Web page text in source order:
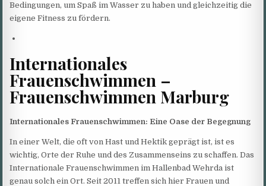
Bedingungen, um Spaß im Wasser zu haben und gleichzeitig die
eigene Fitness zu fördern.
Internationales
Frauenschwimmen –
Frauenschwimmen Marburg
Internationales Frauenschwimmen: Eine Oase der Begegnung
In einer Welt, die oft von Hast und Hektik geprägt ist, ist es
wichtig, Orte der Ruhe und des Zusammenseins zu schaffen. Das
Internationale Frauenschwimmen im Hallenbad Wehrda ist
genau solch ein Ort. Seit 2011 treffen sich hier Frauen und